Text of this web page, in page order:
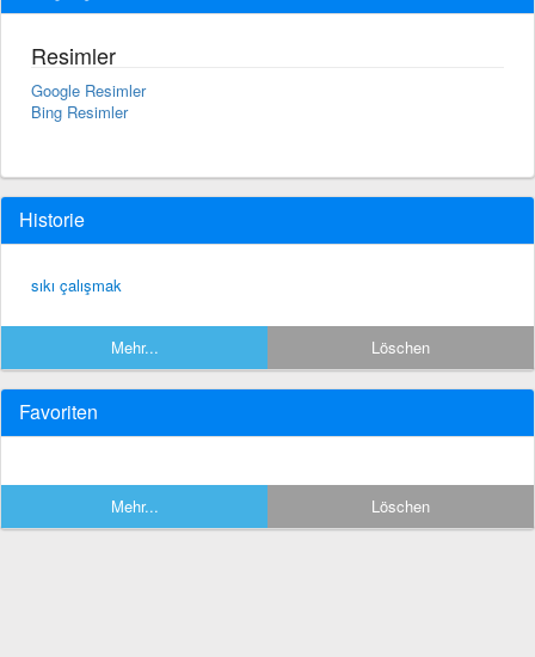
Resimler
Google Resimler
Bing Resimler
Historie
sıkı çalışmak
Mehr... Löschen
Favoriten
Mehr... Löschen